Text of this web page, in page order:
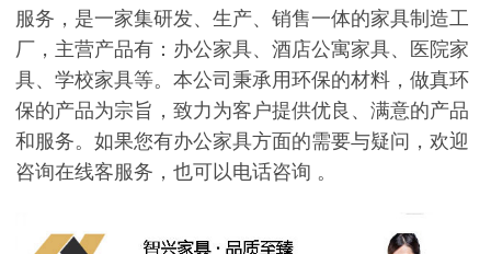
服务，是一家集研发、生产、销售一体的家具制造工
厂，主营产品有：办公家具、酒店公寓家具、医院家
具、学校家具等。本公司秉承用环保的材料，做真环
保的产品为宗旨，致力为客户提供优良、满意的产品
和服务。如果您有办公家具方面的需要与疑问，欢迎
咨询在线客服务，也可以电话咨询 。